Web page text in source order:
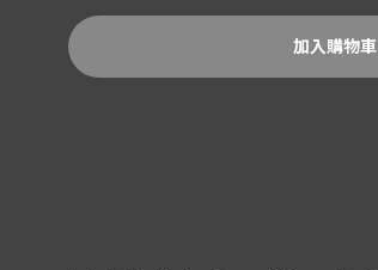
加入購物車